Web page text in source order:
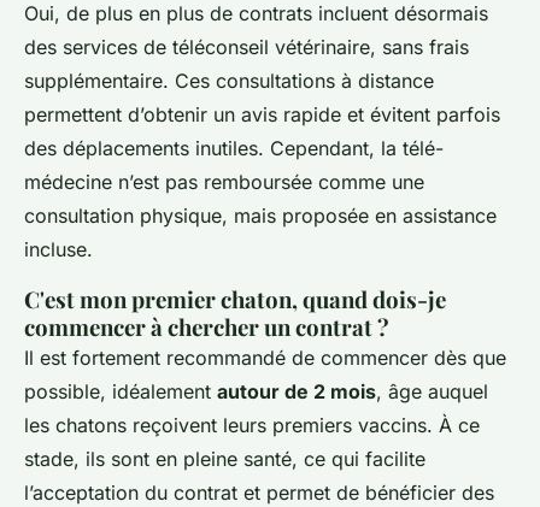
Oui, de plus en plus de contrats incluent désormais
des services de téléconseil vétérinaire, sans frais
supplémentaire. Ces consultations à distance
permettent d’obtenir un avis rapide et évitent parfois
des déplacements inutiles. Cependant, la télé-
médecine n’est pas remboursée comme une
consultation physique, mais proposée en assistance
incluse.
C'est mon premier chaton, quand dois-je
commencer à chercher un contrat ?
Il est fortement recommandé de commencer dès que
possible, idéalement autour de 2 mois, âge auquel
les chatons reçoivent leurs premiers vaccins. À ce
stade, ils sont en pleine santé, ce qui facilite
l’acceptation du contrat et permet de bénéficier des